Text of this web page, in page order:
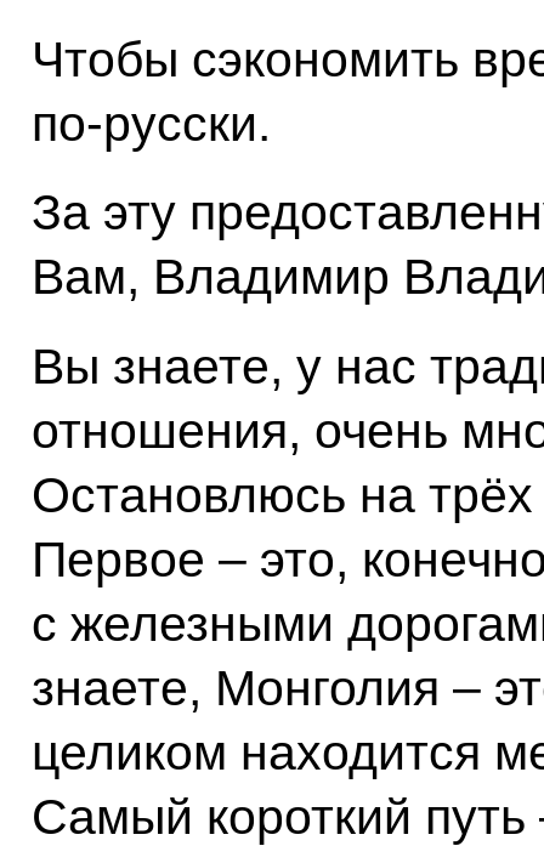
Чтобы сэкономить
по‑русски.
За эту
Вам, Владимир
Вы знаете, у нас
отношения, очень
Остановлюсь на
Первое – это,
с железными
знаете, Монголия –
целиком находится
Самый короткий